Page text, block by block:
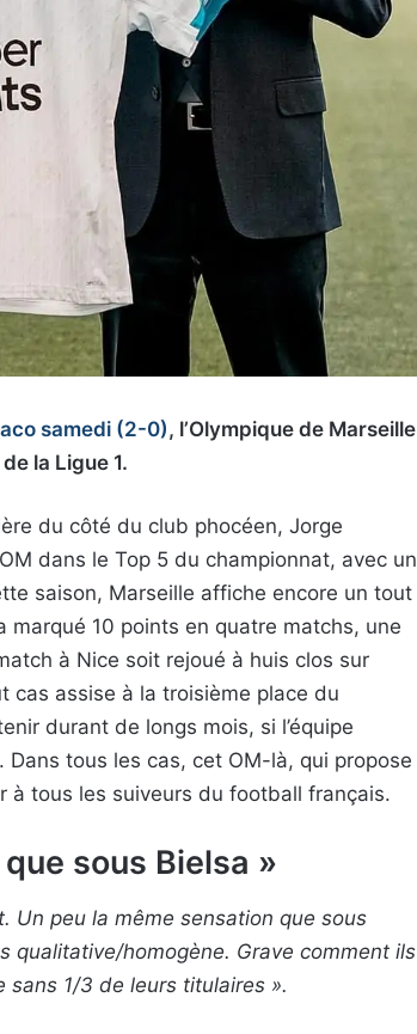
samedi (2-0), l’Olympique de Marseille
la Ligue 1.
du côté du club phocéen, Jorge
dans le Top 5 du championnat, avec un
saison, Marseille affiche encore un tout
marqué 10 points en quatre matchs, une
à Nice soit rejoué à huis clos sur
cas assise à la troisième place du
durant de longs mois, si l’équipe
tous les cas, cet OM-là, qui propose
à tous les suiveurs du football français.
sous Bielsa »
Un peu la même sensation que sous
qualitative/homogène. Grave comment ils
sans 1/3 de leurs titulaires ».